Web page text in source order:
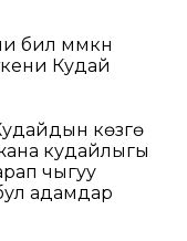
мүмкүн
Кудай
көзгө
жана кудайлыгы
чыгуу
адамдар